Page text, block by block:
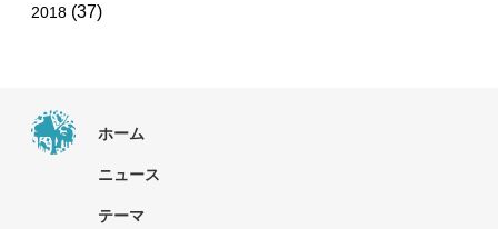
2018 (37)
ホーム
ニュース
テーマ